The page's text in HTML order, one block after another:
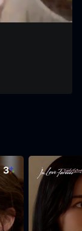
Settings